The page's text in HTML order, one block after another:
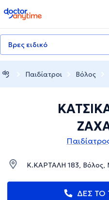
doctoranytime
Βρες ειδικό
Παιδίατροι Βόλος
Κ.ΚΑΡΤΑΛΗ 183, Βόλος,
ΔΕΣ